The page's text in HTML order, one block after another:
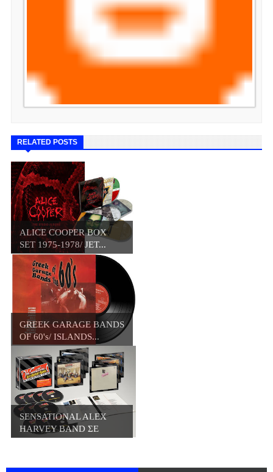
RELATED POSTS
ALICE COOPER BOX
SET 1975-1978/ JET...
GREEK GARAGE BANDS
OF 60's/ ISLANDS...
SENSATIONAL ALEX
HARVEY BAND ΣΕ
BOX...